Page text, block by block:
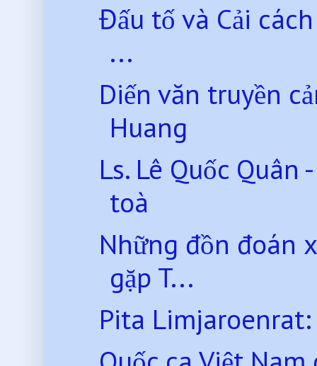
Đấu tố và Cải
...
Diến văn truyền
Huang
Ls. Lê Quốc
toà
Những đồn đoán
gặp T...
Pita